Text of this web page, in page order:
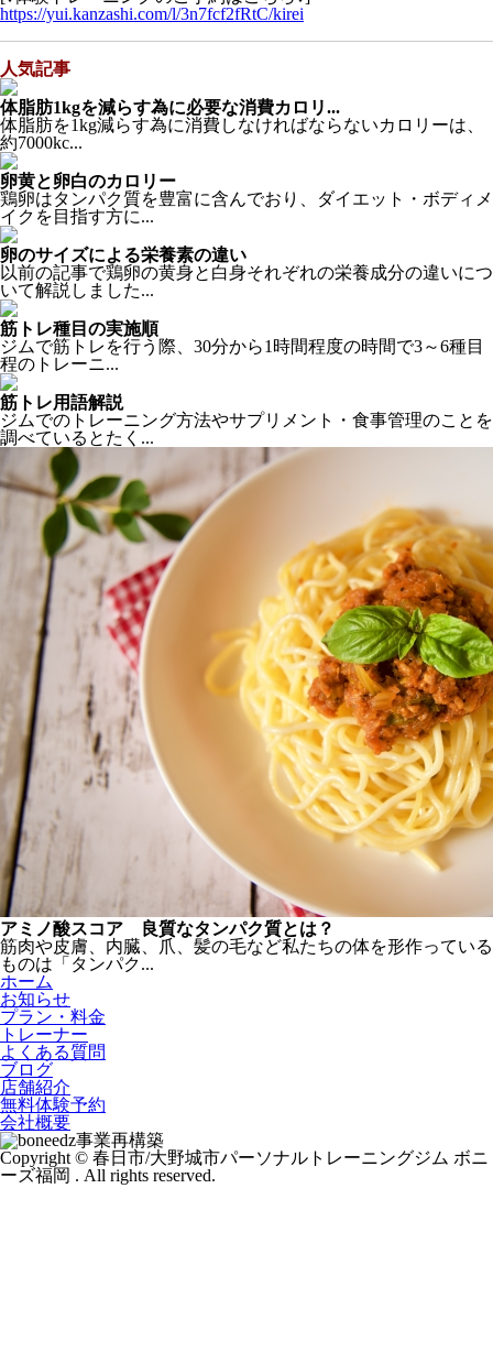
https://yui.kanzashi.com/l/3n7fcf2fRtC/kirei
人気記事
体脂肪1kgを減らす為に必要な消費カロリ...
体脂肪を1kg減らす為に消費しなければならないカロリーは、
約7000kc...
卵黄と卵白のカロリー
鶏卵はタンパク質を豊富に含んでおり、ダイエット・ボディメ
イクを目指す方に...
卵のサイズによる栄養素の違い
以前の記事で鶏卵の黄身と白身それぞれの栄養成分の違いにつ
いて解説しました...
筋トレ種目の実施順
ジムで筋トレを行う際、30分から1時間程度の時間で3～6種目
程のトレーニ...
筋トレ用語解説
ジムでのトレーニング方法やサプリメント・食事管理のことを
調べているとたく...
アミノ酸スコア 良質なタンパク質とは？
筋肉や皮膚、内臓、爪、髪の毛など私たちの体を形作っている
ものは「タンパク...
ホーム
お知らせ
プラン・料金
トレーナー
よくある質問
ブログ
店舗紹介
無料体験予約
会社概要
事業再構築
Copyright © 春日市/大野城市パーソナルトレーニングジム ボニ
ーズ福岡 . All rights reserved.